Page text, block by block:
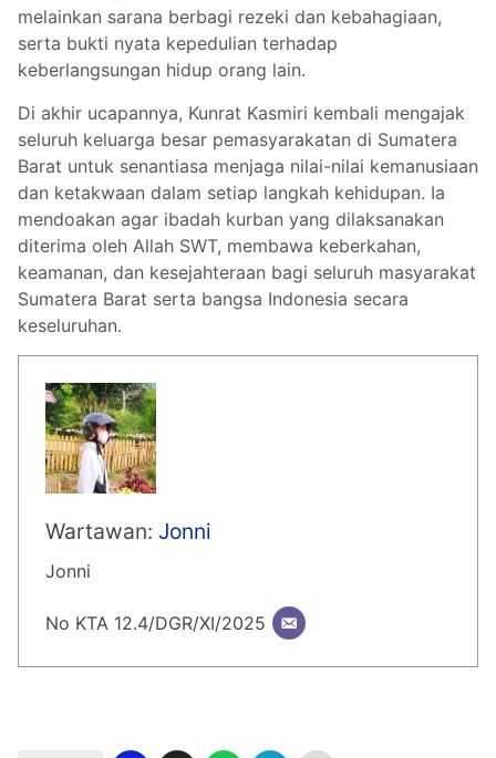
melainkan sarana berbagi rezeki dan kebahagiaan,
serta bukti nyata kepedulian terhadap
keberlangsungan hidup orang lain.
Di akhir ucapannya, Kunrat Kasmiri kembali mengajak
seluruh keluarga besar pemasyarakatan di Sumatera
Barat untuk senantiasa menjaga nilai-nilai kemanusiaan
dan ketakwaan dalam setiap langkah kehidupan. Ia
mendoakan agar ibadah kurban yang dilaksanakan
diterima oleh Allah SWT, membawa keberkahan,
keamanan, dan kesejahteraan bagi seluruh masyarakat
Sumatera Barat serta bangsa Indonesia secara
keseluruhan.
Wartawan: Jonni
Jonni
No KTA 12.4/DGR/XI/2025